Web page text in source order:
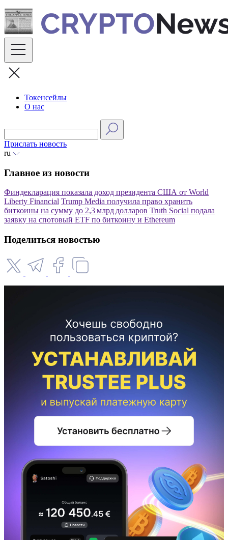
Skip
to
content
Токенсейлы
О нас
Прислать новость
ru
Главное из новости
Финдекларация показала доход президента США от World
Liberty Financial Trump Media получила право хранить
биткоины на сумму до 2,3 млрд долларов Truth Social подала
заявку на спотовый ETF по биткоину и Ethereum
Поделиться новостью